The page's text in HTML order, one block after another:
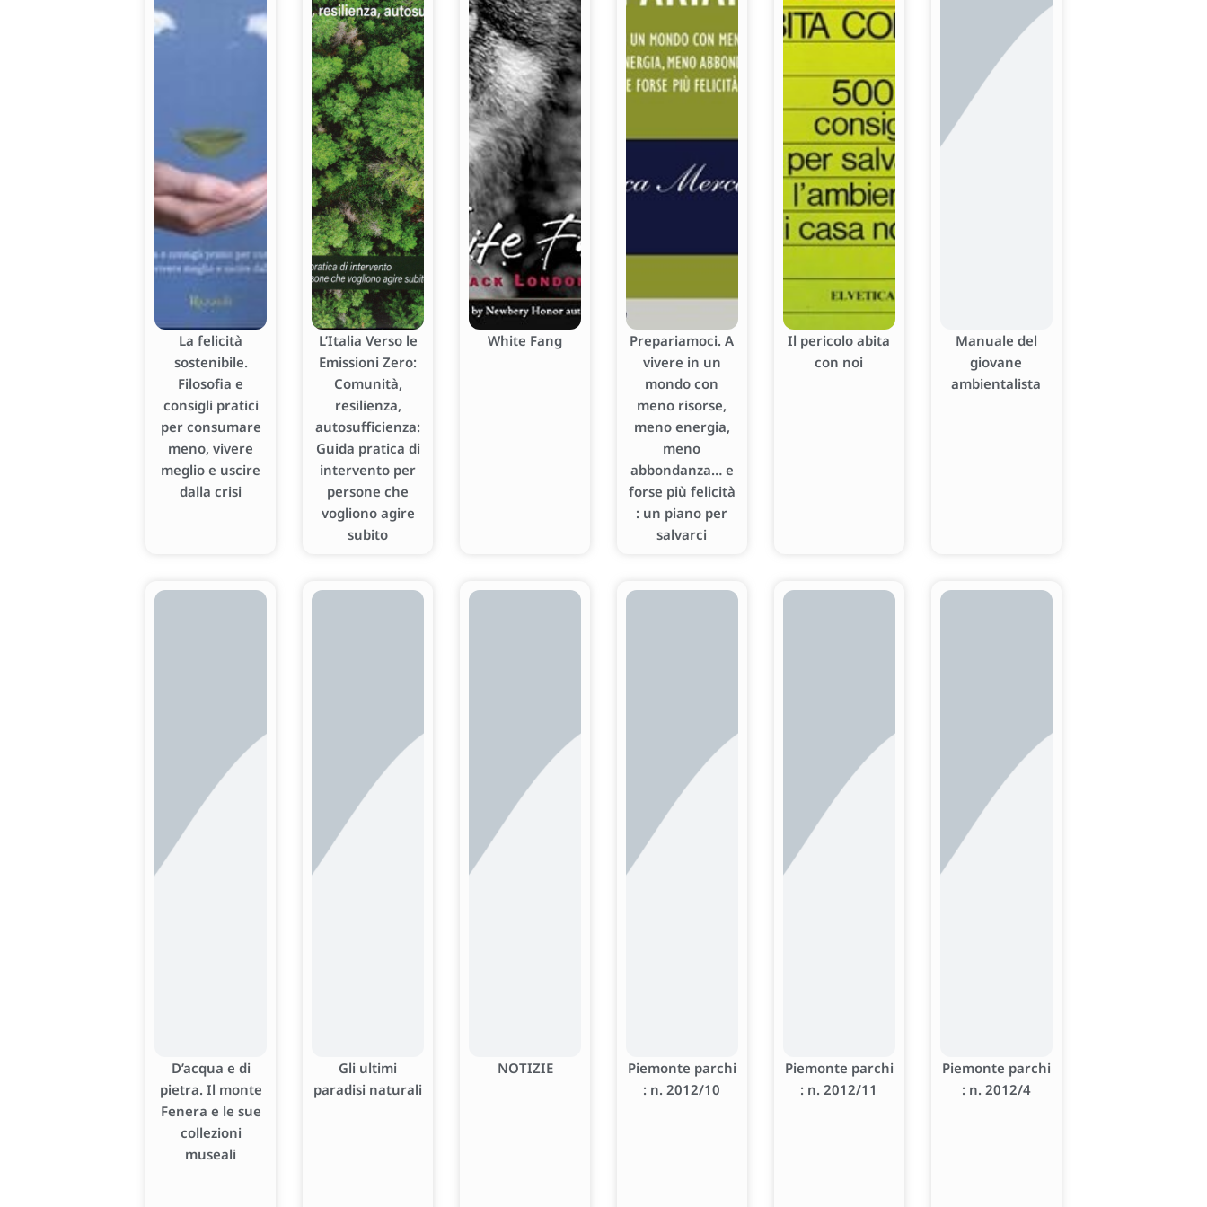
La felicità
sostenibile.
Filosofia e
consigli pratici
per consumare
meno, vivere
meglio e uscire
dalla crisi
L’Italia Verso le
Emissioni Zero:
Comunità,
resilienza,
autosufficienza:
Guida pratica di
intervento per
persone che
vogliono agire
subito
White Fang
Prepariamoci. A
vivere in un
mondo con
meno risorse,
meno energia,
meno
abbondanza… e
forse più felicità
: un piano per
salvarci
Il pericolo abita
con noi
Manuale del
giovane
ambientalista
D’acqua e di
pietra. Il monte
Fenera e le sue
collezioni
museali
Gli ultimi
paradisi naturali
NOTIZIE
Piemonte parchi
: n. 2012/10
Piemonte parchi
: n. 2012/11
Piemonte parchi
: n. 2012/4